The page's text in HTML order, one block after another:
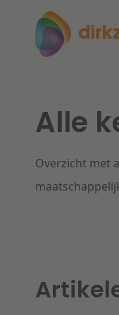
Banking
Alle
Overzicht met